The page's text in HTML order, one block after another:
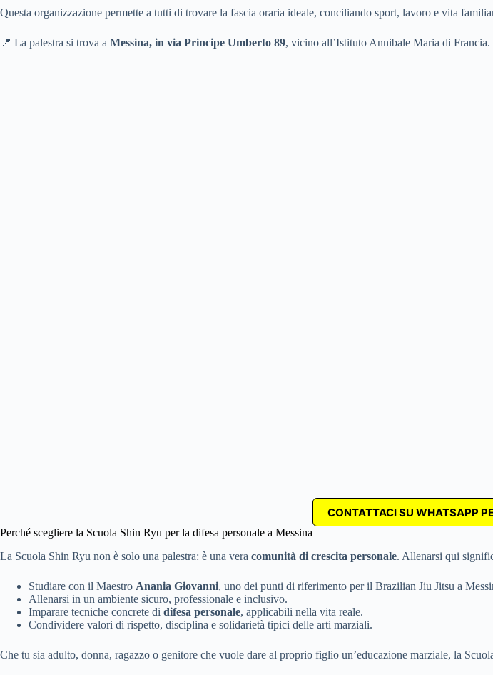
Questa organizzazione permette a tutti di trovare la fascia oraria ideale, conciliando sport, lavoro e vita
📍 La palestra si trova a Messina, in via Principe Umberto 89, vicino all’Istituto Annibale Maria di Francia.
CONTATTACI SU WHATSAPP
Perché scegliere la Scuola Shin Ryu per la difesa personale a Messina
La Scuola Shin Ryu non è solo una palestra: è una vera comunità di crescita personale. Allenarsi qui
Studiare con il Maestro Anania Giovanni, uno dei punti di riferimento per il Brazilian Jiu Jitsu a
Allenarsi in un ambiente sicuro, professionale e inclusivo.
Imparare tecniche concrete di difesa personale, applicabili nella vita reale.
Condividere valori di rispetto, disciplina e solidarietà tipici delle arti marziali.
Che tu sia adulto, donna, ragazzo o genitore che vuole dare al proprio figlio un’educazione marziale, la